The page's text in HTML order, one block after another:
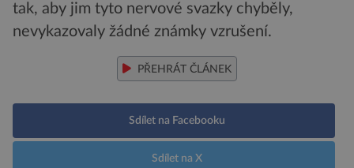
tak, aby jim tyto nervové svazky chyběly,
nevykazovaly žádné známky vzrušení.
PŘEHRÁT ČLÁNEK
Sdílet na Facebooku
Sdílet na X